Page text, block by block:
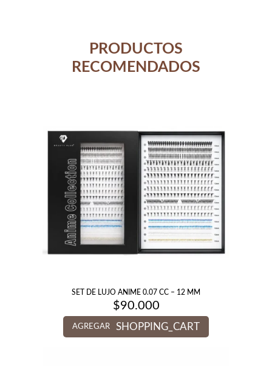
PRODUCTOS
RECOMENDADOS
SET DE LUJO ANIME 0.07 CC – 12 MM
$90.000
AGREGAR SHOPPING_CART